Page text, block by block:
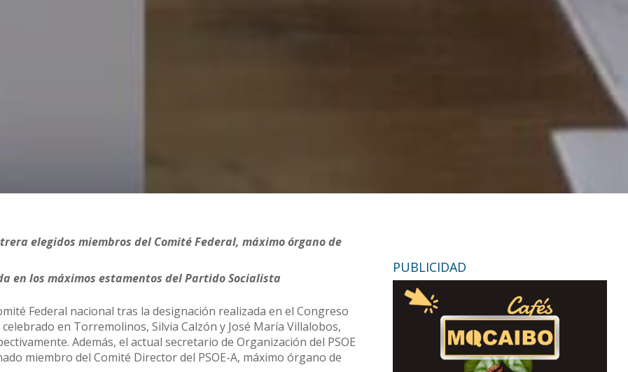
elegidos miembros del Comité Federal, máximo órgano de
en los máximos estamentos del Partido Socialista
Federal nacional tras la designación realizada en el Congreso
en Torremolinos, Silvia Calzón y José María Villalobos,
Además, el actual secretario de Organización del PSOE
miembro del Comité Director del PSOE-A, máximo órgano de
PUBLICIDAD